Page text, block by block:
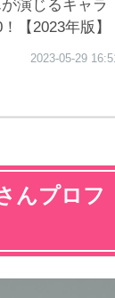
んプロフ